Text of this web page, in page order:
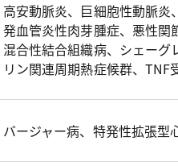
高安動脈炎、巨細胞性動脈
発血管炎性肉芽腫症、悪性関
混合性結合組織病、シェー
リン関連周期熱症候群、
バージャー病、特発性拡張型